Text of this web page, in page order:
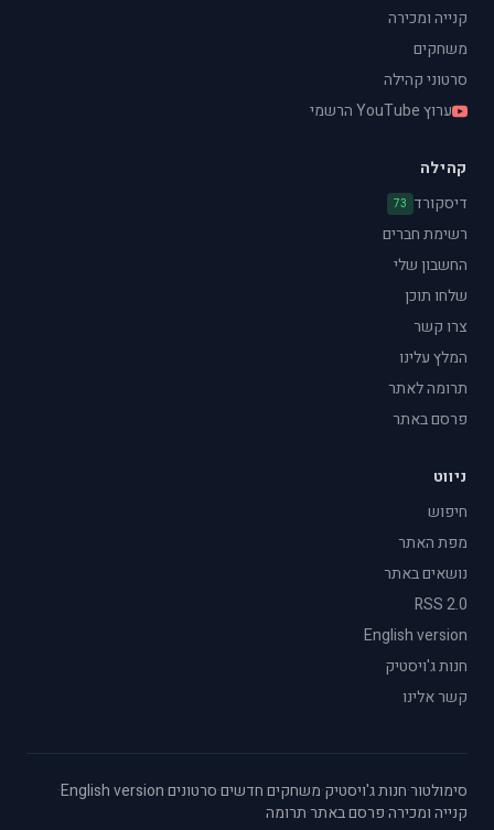
קנייה ומכירה
משחקים
סרטוני קהילה
ערוץ YouTube הרשמי
קהילה
דיסקורד 73
רשימת חברים
החשבון שלי
שלחו תוכן
צרו קשר
המלץ עלינו
תרומה לאתר
פרסם באתר
ניווט
חיפוש
מפת האתר
נושאים באתר
RSS 2.0
English version
חנות ג'ויסטיק
קשר אלינו
סימולטור·חנות ג'ויסטיק·משחקים חדשים·סרטונים·
English version
·
קנייה ומכירה·פרסם באתר·תרומה